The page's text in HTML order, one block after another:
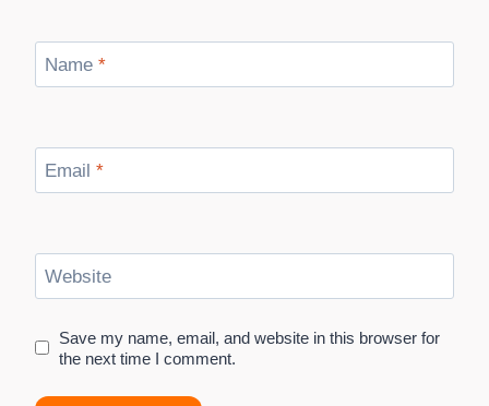
Name *
Email *
Website
Save my name, email, and website in this browser for
the next time I comment.